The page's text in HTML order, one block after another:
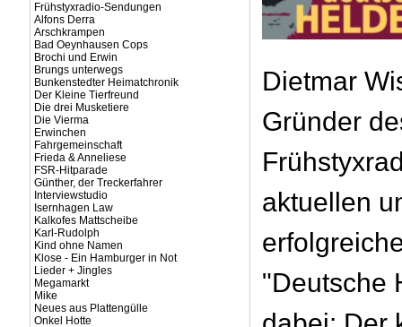
Frühstyxradio-Sendungen
Alfons Derra
Arschkrampen
Bad Oeynhausen Cops
Brochi und Erwin
Brungs unterwegs
Bunkenstedter Heimatchronik
Der Kleine Tierfreund
Die drei Musketiere
Die Vierma
Erwinchen
Fahrgemeinschaft
Frieda & Anneliese
FSR-Hitparade
Günther, der Treckerfahrer
Interviewstudio
Isernhagen Law
Kalkofes Mattscheibe
Karl-Rudolph
Kind ohne Namen
Klose - Ein Hamburger in Not
Lieder + Jingles
Megamarkt
Mike
Neues aus Plattengülle
Onkel Hotte
Dietmar
Gründer
aktuellen
"Deutsche